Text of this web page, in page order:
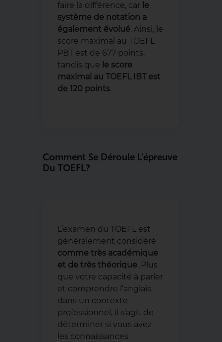
faire la différence, car le
système de notation a
également évolué. Ainsi, le
score maximal au TOEFL
PBT est de 677 points,
tandis que le score
maximal au TOEFL IBT est
de 120 points.
Comment Se Déroule L’épreuve
Du TOEFL ?
L’examen du TOEFL est
généralement considéré
comme très académique
et de très théorique. Plus
que votre capacité à parler
et comprendre l’anglais
dans un contexte
professionnel, il s’agit de
déterminer si vous avez
les connaissances